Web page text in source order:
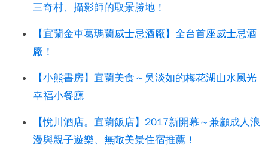
三奇村、攝影師的取景勝地！
【宜蘭金車葛瑪蘭威士忌酒廠】全台首座威士忌酒
廠！
【小熊書房】宜蘭美食～吳淡如的梅花湖山水風光
幸福小餐廳
【悅川酒店。宜蘭飯店】2017新開幕～兼顧成人浪
漫與親子遊樂、無敵美景住宿推薦！